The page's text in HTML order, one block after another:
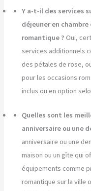
Y a-t-il des services
déjeuner en
romantique ? Oui,
services additionnels
des pétales de rose,
pour les occasions
inclus ou en option
Quelles sont les
anniversaire ou une
anniversaire ou une
maison ou un gîte qui
équipements comme
romantique sur la ville